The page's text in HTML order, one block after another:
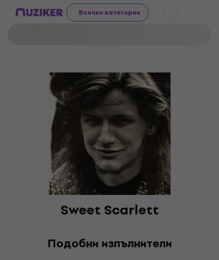
Всички категории
Sweet Scarlett
Подобни изпълнители